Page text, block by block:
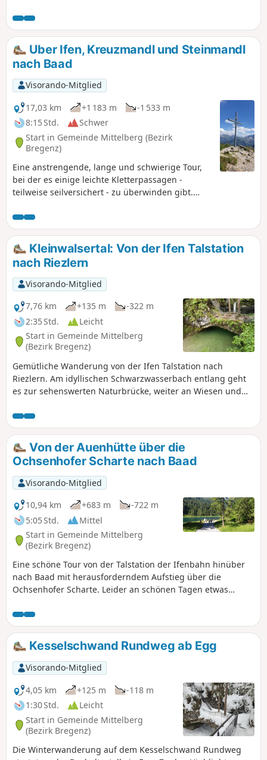
Ebenalp, der Sie das Kribbeln in den Oberschenkeln
vergessen lässt.
Uber Ifen, Kreuzmandl und Steinmandl
nach Baad
Visorando-Mitglied
17,03 km
+1 183 m
-1 533 m
8:15 Std.
Schwer
Start in Gemeinde Mittelberg (Bezirk
Bregenz)
Eine anstrengende, lange und schwierige Tour,
bei der es einige leichte Kletterpassagen -
teilweise seilversichert - zu überwinden gibt.
Ifengipfel - recht überlaufen ist, ist man ab der
Ifersguntalpe bis zum Grünhorn fast alleine
unterwegs. In Summe geht die Tour über fünf
Gipfel, zwei davon über 2.000 Meter, die anderen
knapp darunter. Absolute Trittsicherheit und
Schwindelfreiheit sind Voraussetzungen für
diese Tour.
Kleinwalsertal: Von der Ifen Talstation
nach Riezlern
Visorando-Mitglied
7,76 km
+135 m
-322 m
2:35 Std.
Leicht
Start in Gemeinde Mittelberg
(Bezirk Bregenz)
Gemütliche Wanderung von der Ifen Talstation nach
Riezlern. Am idyllischen Schwarzwasserbach entlang geht
es zur sehenswerten Naturbrücke, weiter an Wiesen und
nach Riezlern.
Von der Auenhütte über die
Ochsenhofer Scharte nach Baad
Visorando-Mitglied
10,94 km
+683 m
-722 m
5:05 Std.
Mittel
Start in Gemeinde Mittelberg
(Bezirk Bregenz)
Eine schöne Tour von der Talstation der Ifenbahn hinüber
nach Baad mit herausforderndem Aufstieg über die
Ochsenhofer Scharte. Leider an schönen Tagen etwas
ab der Auenhütte zu starten.
Kesselschwand Rundweg ab Egg
Visorando-Mitglied
4,05 km
+125 m
-118 m
1:30 Std.
Leicht
Start in Gemeinde Mittelberg
(Bezirk Bregenz)
Die Winterwanderung auf dem Kesselschwand Rundweg